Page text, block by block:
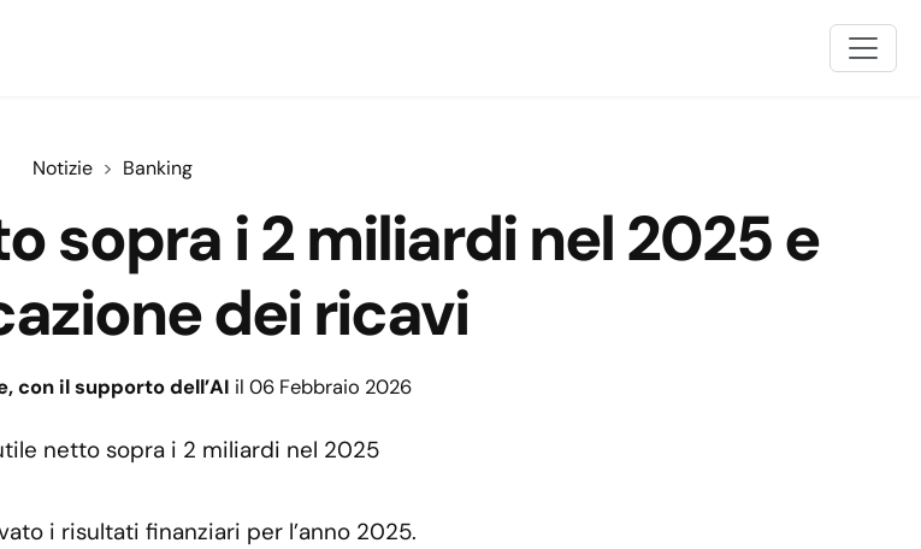
Notizie Banking
sopra i 2 miliardi nel 2025 e
dei ricavi
con il supporto dell’AI il 06 Febbraio 2026
i risultati finanziari per l’anno 2025.